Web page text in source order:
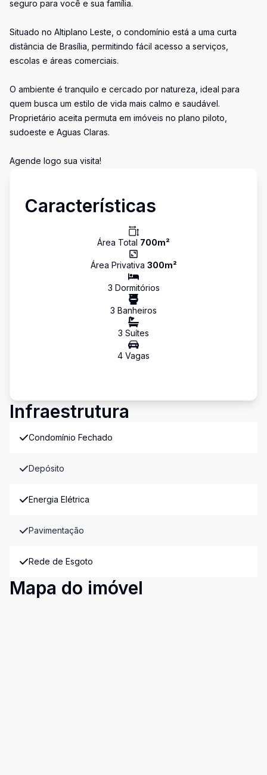
seguro para você e sua família.
Situado no Altiplano Leste, o condomínio está a uma curta
distância de Brasília, permitindo fácil acesso a serviços,
escolas e áreas comerciais.
O ambiente é tranquilo e cercado por natureza, ideal para
quem busca um estilo de vida mais calmo e saudável.
Proprietário aceita permuta em imóveis no plano piloto,
sudoeste e Aguas Claras.
Agende logo sua visita!
Características
Área Total 700m²
Área Privativa 300m²
3 Dormitórios
3 Banheiros
3 Suítes
4 Vagas
Infraestrutura
Condomínio Fechado
Depósito
Energia Elétrica
Pavimentação
Rede de Esgoto
Mapa do imóvel